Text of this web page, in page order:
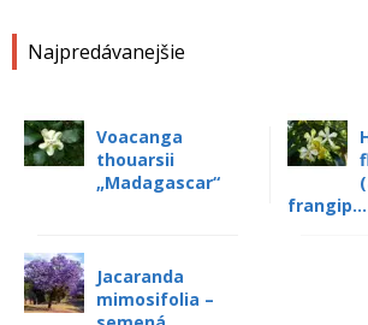
Najpredávanejšie
Voacanga
thouarsii
„Madagascar“
frangip...
Jacaranda
mimosifolia –